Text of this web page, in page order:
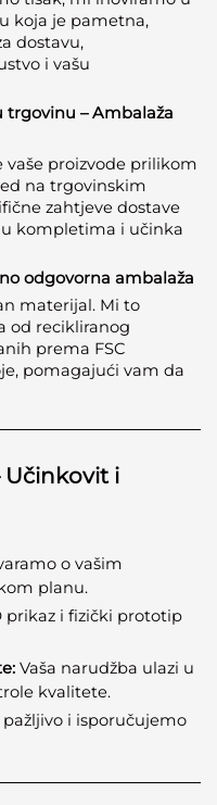
koja je pametna,
dostavu,
i vašu
trgovinu – Ambalaža
proizvode prilikom
na trgovinskim
zahtjeve dostave
u kompletima i učinka
odgovorna ambalaža
materijal. Mi to
od recikliranog
prema FSC
pomagajući vam da
Učinkovit i
o vašim
planu.
prikaz i fizički prototip
Vaša narudžba ulazi u
kvalitete.
i isporučujemo